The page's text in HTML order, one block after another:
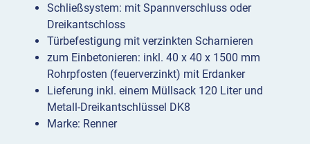
Schließsystem: mit Spannverschluss oder
Dreikantschloss
Türbefestigung mit verzinkten Scharnieren
zum Einbetonieren: inkl. 40 x 40 x 1500 mm
Rohrpfosten (feuerverzinkt) mit Erdanker
Lieferung inkl. einem Müllsack 120 Liter und
Metall-Dreikantschlüssel DK8
Marke: Renner